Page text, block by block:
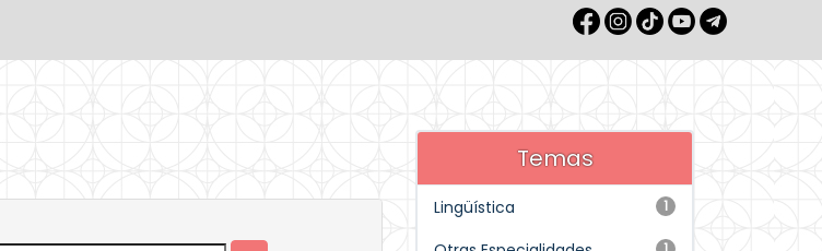
Temas
1
Lingüística